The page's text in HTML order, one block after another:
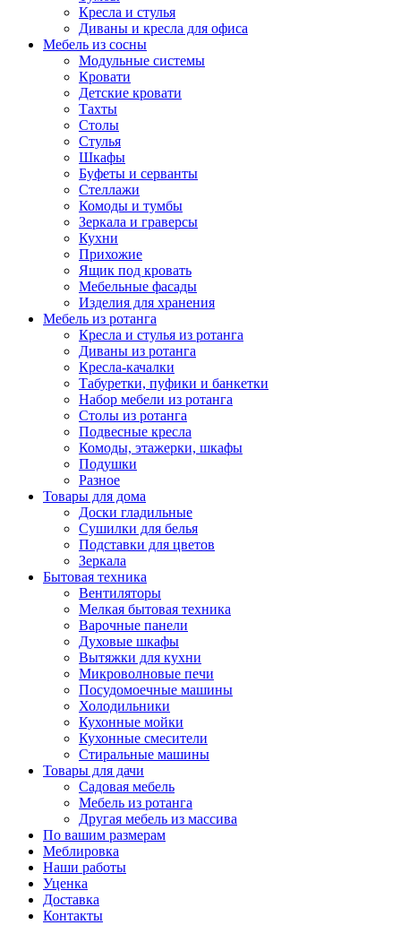
Кресла и стулья
Диваны и кресла для офиса
Мебель из сосны
Модульные системы
Кровати
Детские кровати
Тахты
Столы
Стулья
Шкафы
Буфеты и серванты
Стеллажи
Комоды и тумбы
Зеркала и граверсы
Кухни
Прихожие
Ящик под кровать
Мебельные фасады
Изделия для хранения
Мебель из ротанга
Кресла и стулья из ротанга
Диваны из ротанга
Кресла-качалки
Табуретки, пуфики и банкетки
Набор мебели из ротанга
Столы из ротанга
Подвесные кресла
Комоды, этажерки, шкафы
Подушки
Разное
Товары для дома
Доски гладильные
Сушилки для белья
Подставки для цветов
Зеркала
Бытовая техника
Вентиляторы
Мелкая бытовая техника
Варочные панели
Духовые шкафы
Вытяжки для кухни
Микроволновые печи
Посудомоечные машины
Холодильники
Кухонные мойки
Кухонные смесители
Стиральные машины
Товары для дачи
Садовая мебель
Мебель из ротанга
Другая мебель из массива
По вашим размерам
Меблировка
Наши работы
Уценка
Доставка
Контакты